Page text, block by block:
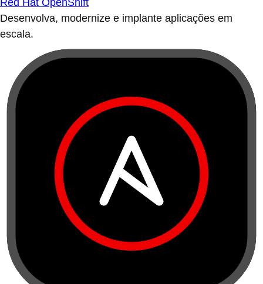
Red Hat OpenShift
Desenvolva, modernize e implante aplicações em
escala.